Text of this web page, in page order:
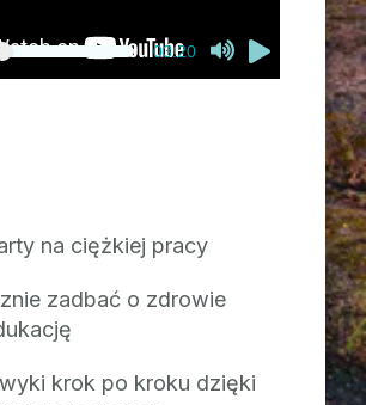
03:20
na ciężkiej pracy
zadbać o zdrowie
krok po kroku dzięki